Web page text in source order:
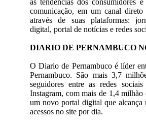
às tendências dos consumidores
comunicação, em um canal
através de suas plataformas:
digital, portal de notícias e redes
DIARIO DE PERNAMBUCO
O Diario de Pernambuco é líder
Pernambuco. São mais 3,7
seguidores entre as redes
Instagram, com mais de 1,4 milhão
um novo portal digital que alcança
acessos no site por dia.